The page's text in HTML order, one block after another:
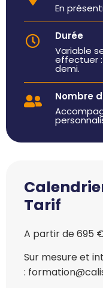
En
Durée
Variable
effectuer :
demi.
Nombre
Tarif
A partir de 695
Sur mesure et
: